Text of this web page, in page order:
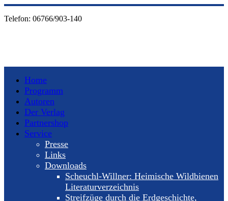
Telefon: 06766/903-140
Home
Programm
Autoren
Der Verlag
Partnershop
Service
Presse
Links
Downloads
Scheuchl-Willner: Heimische Wildbienen
Literaturverzeichnis
Streifzüge durch die Erdgeschichte,